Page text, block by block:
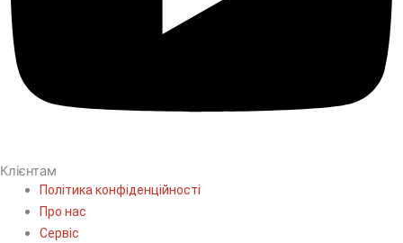
Клієнтам
Політика конфіденційності
Про нас
Сервіс